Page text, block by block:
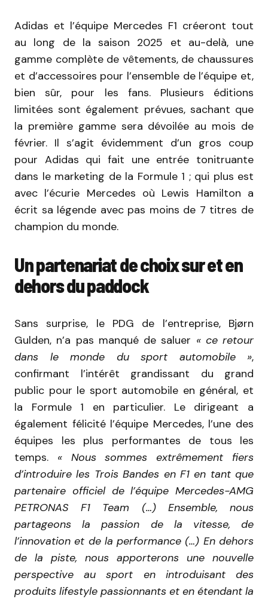
Adidas et l’équipe Mercedes F1 créeront tout
au long de la saison 2025 et au-delà, une
gamme complète de vêtements, de chaussures
et d’accessoires pour l’ensemble de l’équipe et,
bien sûr, pour les fans. Plusieurs éditions
limitées sont également prévues, sachant que
la première gamme sera dévoilée au mois de
février. Il s’agit évidemment d’un gros coup
pour Adidas qui fait une entrée tonitruante
dans le marketing de la Formule 1 ; qui plus est
avec l’écurie Mercedes où Lewis Hamilton a
écrit sa légende avec pas moins de 7 titres de
champion du monde.
Un partenariat de choix sur et en
dehors du paddock
Sans surprise, le PDG de l’entreprise, Bjørn
Gulden, n’a pas manqué de saluer « ce retour
dans le monde du sport automobile »,
confirmant l’intérêt grandissant du grand
public pour le sport automobile en général, et
la Formule 1 en particulier. Le dirigeant a
également félicité l’équipe Mercedes, l’une des
équipes les plus performantes de tous les
temps. « Nous sommes extrêmement fiers
d’introduire les Trois Bandes en F1 en tant que
partenaire officiel de l’équipe Mercedes-AMG
PETRONAS F1 Team (…) Ensemble, nous
partageons la passion de la vitesse, de
l’innovation et de la performance (…) En dehors
de la piste, nous apporterons une nouvelle
perspective au sport en introduisant des
produits lifestyle passionnants et en étendant la